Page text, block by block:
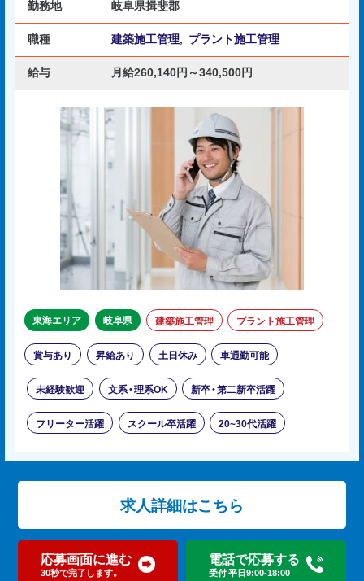
勤務地 岐阜県揖斐郡
職種 建築施工管理, プラント施工管理
給与 月給260,140円～340,500円
東海エリア 岐阜県 建築施工管理 プラント施工管理
賞与あり 昇給あり 土日休み 車通勤可能
未経験歓迎 文系・理系OK 新卒・第二新卒活躍
フリーター活躍 スクール卒活躍 20~30代活躍
求人詳細はこちら
応募画面に進む
30秒で完了します。
電話で応募する
受付 平日9:00-18:00